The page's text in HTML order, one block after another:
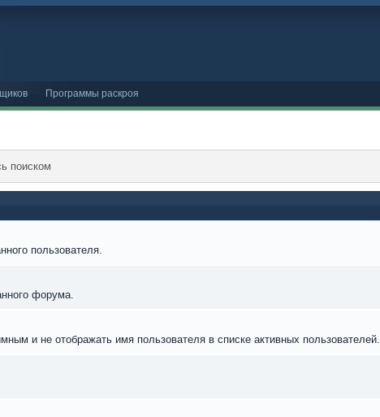
Программы раскроя
поиском
пользователя.
форума.
и не отображать имя пользователя в списке активных пользователей.